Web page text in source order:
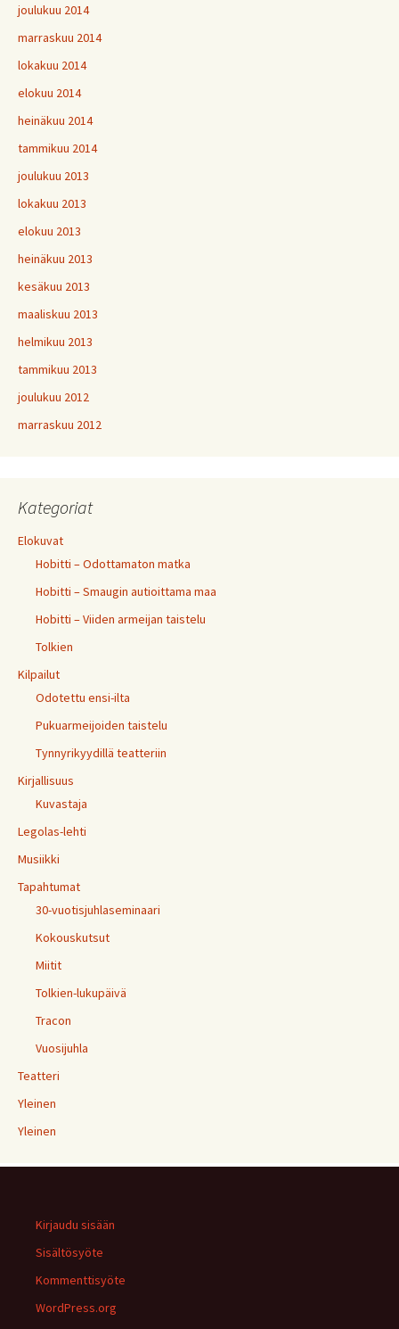
joulukuu 2014
marraskuu 2014
lokakuu 2014
elokuu 2014
heinäkuu 2014
tammikuu 2014
joulukuu 2013
lokakuu 2013
elokuu 2013
heinäkuu 2013
kesäkuu 2013
maaliskuu 2013
helmikuu 2013
tammikuu 2013
joulukuu 2012
marraskuu 2012
Kategoriat
Elokuvat
Hobitti – Odottamaton matka
Hobitti – Smaugin autioittama maa
Hobitti – Viiden armeijan taistelu
Tolkien
Kilpailut
Odotettu ensi-ilta
Pukuarmeijoiden taistelu
Tynnyrikyydillä teatteriin
Kirjallisuus
Kuvastaja
Legolas-lehti
Musiikki
Tapahtumat
30-vuotisjuhlaseminaari
Kokouskutsut
Miitit
Tolkien-lukupäivä
Tracon
Vuosijuhla
Teatteri
Yleinen
Yleinen
Kirjaudu sisään
Sisältösyöte
Kommenttisyöte
WordPress.org